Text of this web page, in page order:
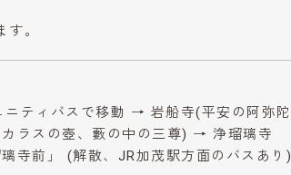
。
ティバスで移動 → 岩船寺(平安の阿弥陀
ラスの壺、藪の中の三尊) → 浄瑠璃寺
寺前」 (解散、JR加茂駅方面のバスあり)